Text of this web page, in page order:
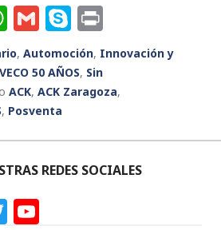
W
h
a
ts
A
p
p
G
m
ai
l
S
k
y
p
ri
n
t
, Automoción, Innovación y
50 AÑOS, Sin
ACK, ACK Zaragoza,
, Posventa
REDES SOCIALES
T